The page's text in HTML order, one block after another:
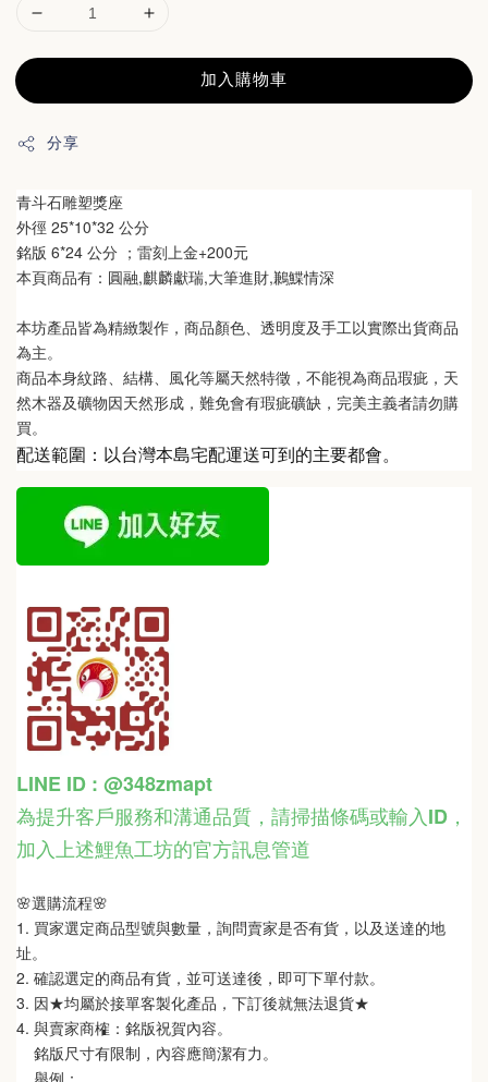
加入購物車
分享
青斗石雕塑獎座
外徑 25*10*32 公分
銘版 6*24 公分 ；雷刻上金+200元
本頁商品有： 圓融,麒麟獻瑞,大筆進財,鶼鰈情深
本坊產品皆為精緻製作，商品顏色、透明度及手工以實際出貨商品
為主。
商品本身紋路、結構、風化等屬天然特徵，不能視為商品瑕疵，天
然木器及礦物因天然形成，難免會有瑕疵礦缺，完美主義者請勿購
買。
配送範圍：以台灣本島宅配運送可到的主要都會。
LINE ID : @348zmapt
為提升客戶服務和溝通品質，請掃描條碼或輸入ID ，
加入上述鯉魚工坊的官方訊息管道
🌸選購流程🌸
1. 買家選定商品型號與數量，詢問賣家是否有貨，以及送達的地
址。
2. 確認選定的商品有貨，並可送達後，即可下單付款。
3. 因★均屬於接單客製化產品，下訂後就無法退貨★
4. 與賣家商榷：銘版祝賀內容。
銘版尺寸有限制，內容應簡潔有力。
舉例：